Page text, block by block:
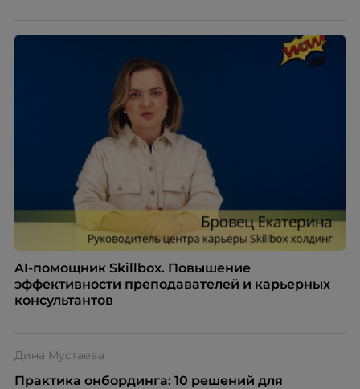
AI-помощник Skillbox. Повышение
эффективности преподавателей и карьерных
консультантов
Дина Мустаева
Практика онбординга: 10 решений для